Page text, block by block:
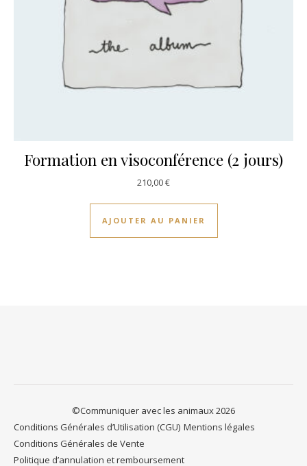
Formation en visoconférence (2 jours)
210,00€
AJOUTER AU PANIER
©Communiquer avec les animaux 2026
Conditions Générales d’Utilisation (CGU) Mentions légales
Conditions Générales de Vente
Politique d’annulation et remboursement